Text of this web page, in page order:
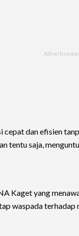
cepat dan efisien
tentu saja,
Kaget yang
waspada terhadap